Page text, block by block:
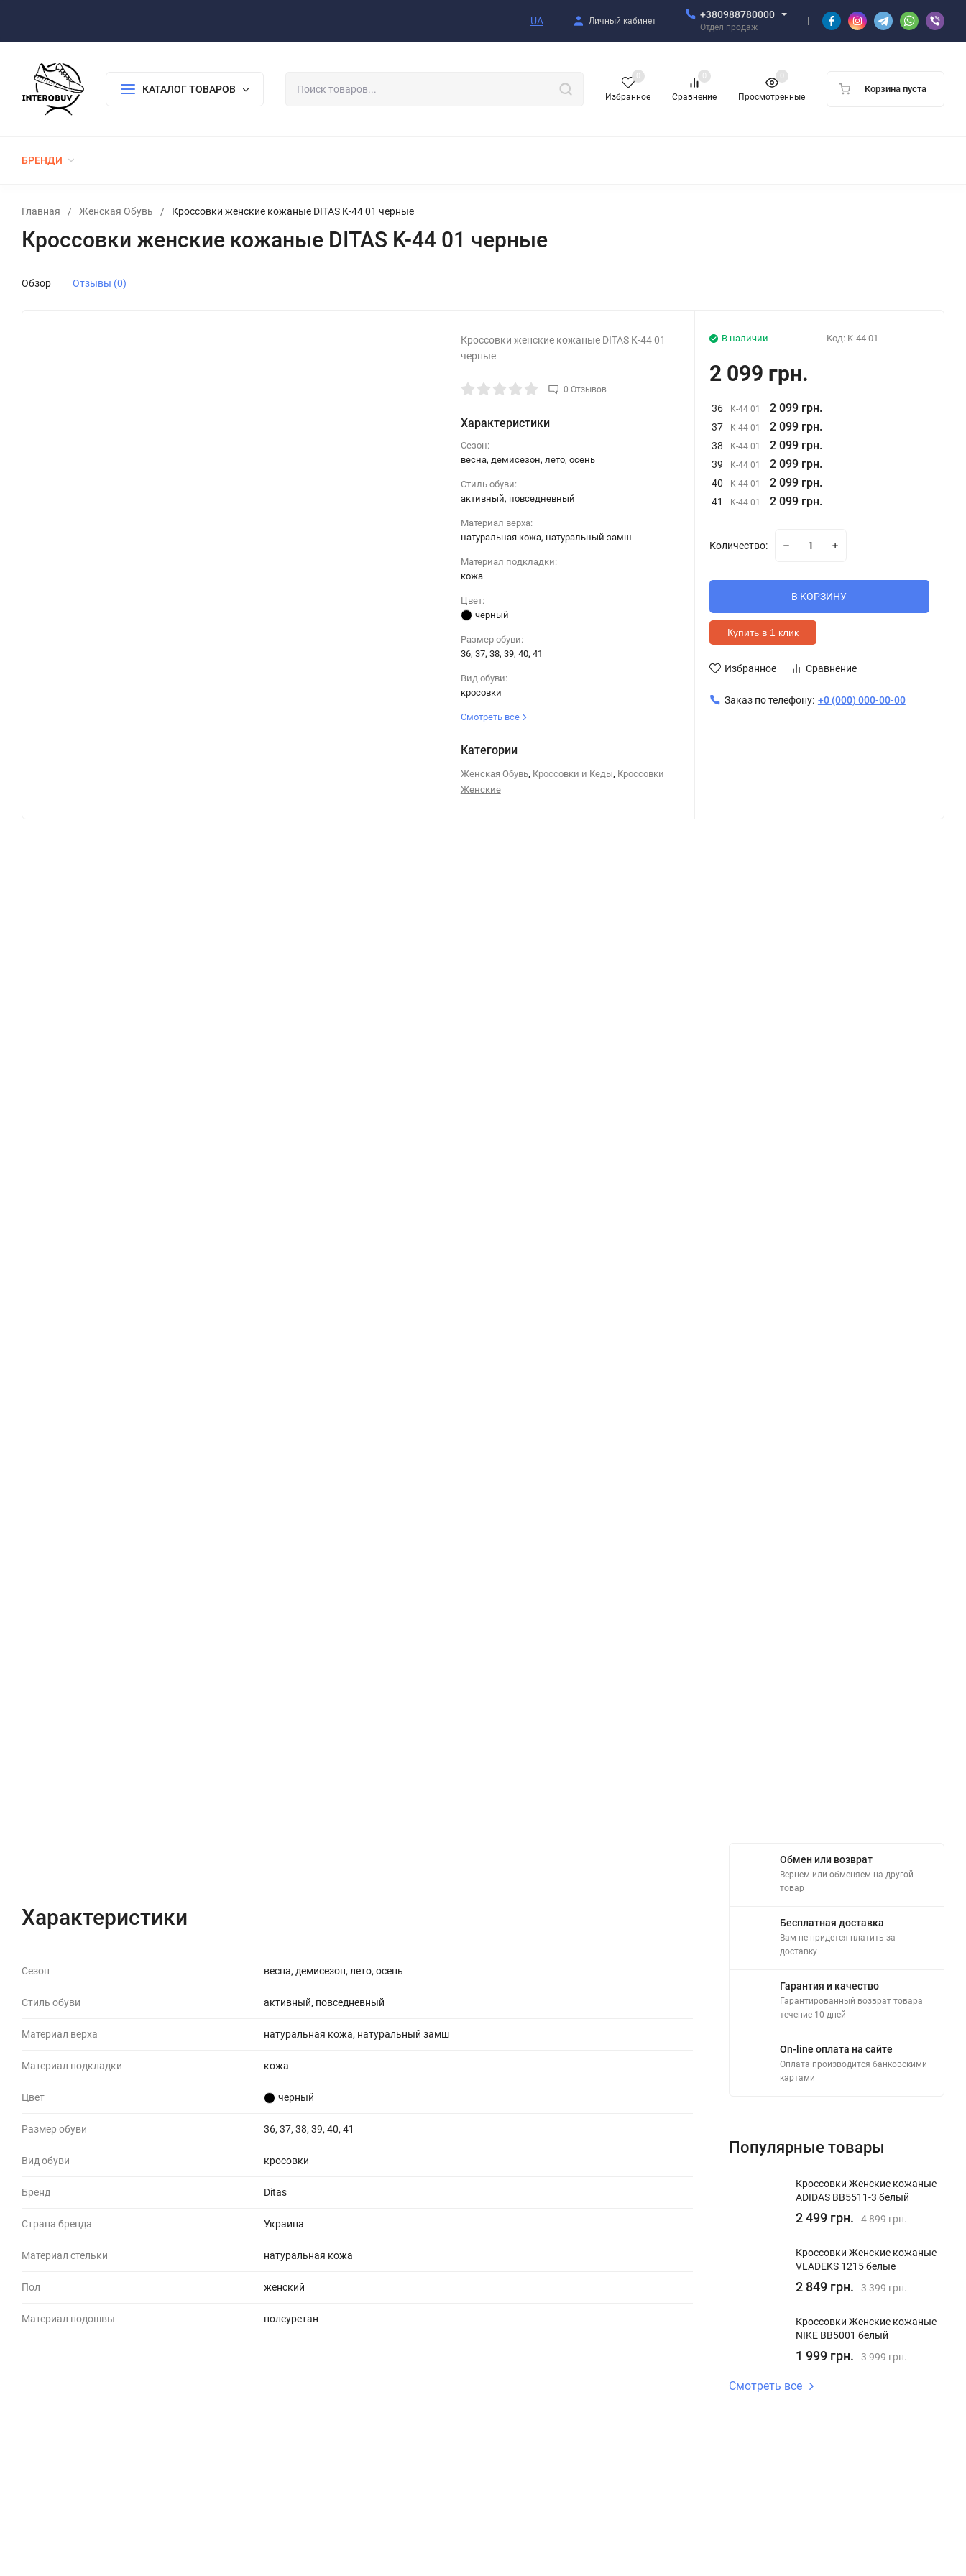
UA Личный кабинет
+380988780000
Отдел продаж
КАТАЛОГ ТОВАРОВ
Избранное
0
Сравнение
0
Просмотренные
0
Корзина пуста
БРЕНДИ
Главная / Женская Обувь / Кроссовки женские кожаные DITAS K-44 01 черные
Кроссовки женские кожаные DITAS K-44 01 черные
Обзор Отзывы (0)
Кроссовки женские кожаные DITAS K-44 01
черные
0 Отзывов
Характеристики
Сезон:
весна, демисезон, лето, осень
Стиль обуви:
активный, повседневный
Материал верха:
натуральная кожа, натуральный замш
Материал подкладки:
кожа
Цвет:
черный
Размер обуви:
36, 37, 38, 39, 40, 41
Вид обуви:
кросовки
Смотреть все
Категории
Женская Обувь, Кроссовки и Кеды, Кроссовки
Женские
В наличии Код: K-44 01
2 099 грн.
36 K-44 01 2 099 грн.
37 K-44 01 2 099 грн.
38 K-44 01 2 099 грн.
39 K-44 01 2 099 грн.
40 K-44 01 2 099 грн.
41 K-44 01 2 099 грн.
Количество:
В КОРЗИНУ
Купить в 1 клик
Избранное Сравнение
Заказ по телефону: +0 (000) 000-00-00
Характеристики
Сезон весна, демисезон, лето, осень
Стиль обуви активный, повседневный
Материал верха натуральная кожа, натуральный замш
Материал подкладки кожа
Цвет черный
Размер обуви 36, 37, 38, 39, 40, 41
Вид обуви кросовки
Бренд Ditas
Страна бренда Украина
Материал стельки натуральная кожа
Пол женский
Материал подошвы полеуретан
Обмен или возврат
Вернем или обменяем на другой
товар
Бесплатная доставка
Вам не придется платить за
доставку
Гарантия и качество
Гарантированный возврат товара
течение 10 дней
On-line оплата на сайте
Оплата производится банковскими
картами
Популярные товары
Кроссовки Женские кожаные
ADIDAS BB5511-3 белый
2 499 грн. 4 899 грн.
Кроссовки Женские кожаные
VLADEKS 1215 белые
2 849 грн. 3 399 грн.
Кроссовки Женские кожаные
NIKE BB5001 белый
1 999 грн. 3 999 грн.
Смотреть все